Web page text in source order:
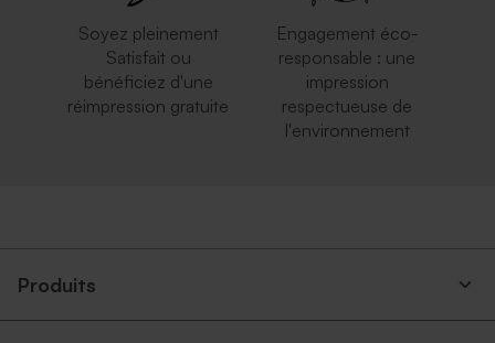
Soyez pleinement
Satisfait ou
bénéficiez d'une
réimpression gratuite
Engagement éco-
responsable : une
impression
respectueuse de
l'environnement
Produits